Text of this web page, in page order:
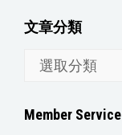
文章分類
分
Member Service